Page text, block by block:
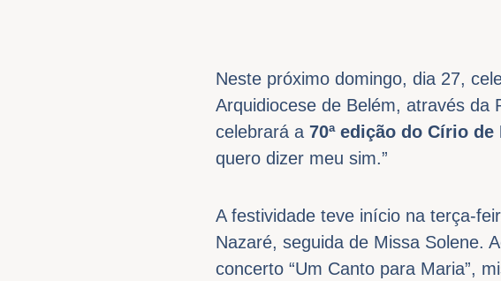
Neste próximo domingo, dia 27,
Arquidiocese de Belém, através da
celebrará a 70ª edição do Círio
quero dizer meu sim.”
A festividade teve início na terça-
Nazaré, seguida de Missa Solene.
concerto “Um Canto para Maria”,